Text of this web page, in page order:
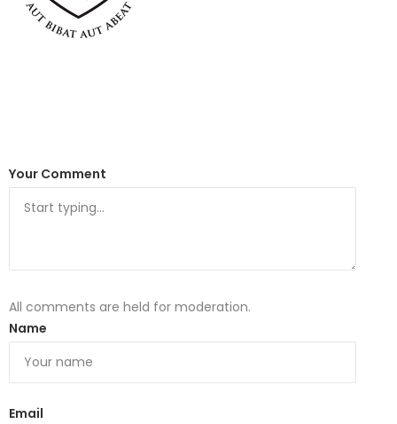
Your Comment
All comments are held for moderation.
Name
Email